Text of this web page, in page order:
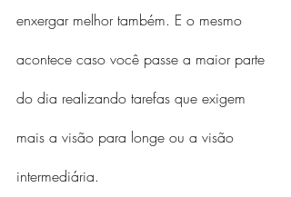
enxergar melhor também. E o mesmo
acontece caso você passe a maior parte
do dia realizando tarefas que exigem
mais a visão para longe ou a visão
intermediária.